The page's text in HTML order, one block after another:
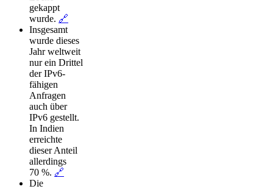
gekappt
wurde. 🔗
Insgesamt
wurde dieses
Jahr weltweit
nur ein Drittel
der IPv6-
fähigen
Anfragen
auch über
IPv6 gestellt.
In Indien
erreichte
dieser Anteil
allerdings
70 %. 🔗
Die